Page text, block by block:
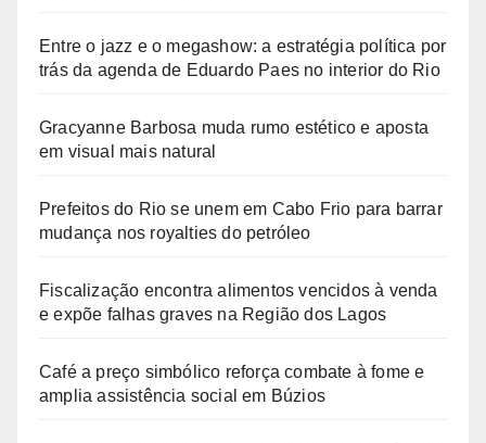
Entre o jazz e o megashow: a estratégia política por
trás da agenda de Eduardo Paes no interior do Rio
Gracyanne Barbosa muda rumo estético e aposta
em visual mais natural
Prefeitos do Rio se unem em Cabo Frio para barrar
mudança nos royalties do petróleo
Fiscalização encontra alimentos vencidos à venda
e expõe falhas graves na Região dos Lagos
Café a preço simbólico reforça combate à fome e
amplia assistência social em Búzios